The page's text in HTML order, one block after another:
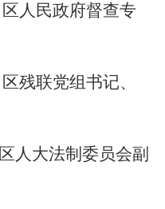
区人民政府督查专
区残联党组书记、
区人大法制 委员会副